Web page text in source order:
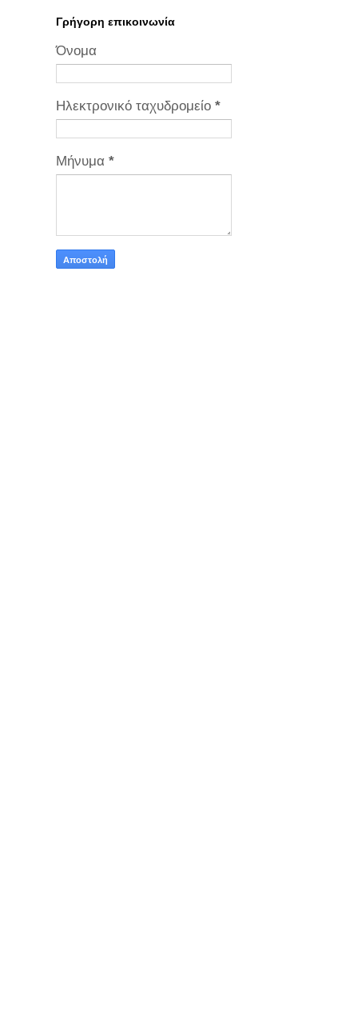
Γρήγορη επικοινωνία
Όνομα
Ηλεκτρονικό ταχυδρομείο *
Μήνυμα *